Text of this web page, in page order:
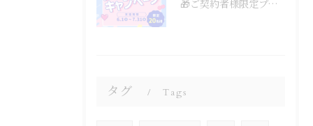
🎁ご契約者様限定プレゼントキャンペーン🎁
タグ Tags